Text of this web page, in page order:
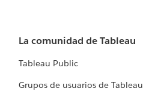
La comunidad de Tableau
Tableau Public
Grupos de usuarios de Tableau